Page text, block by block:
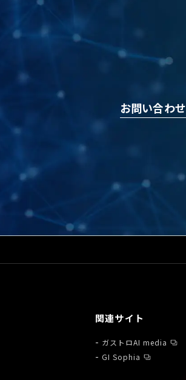
お問い合わせ
関連サイト
ガストロAI media
GI Sophia